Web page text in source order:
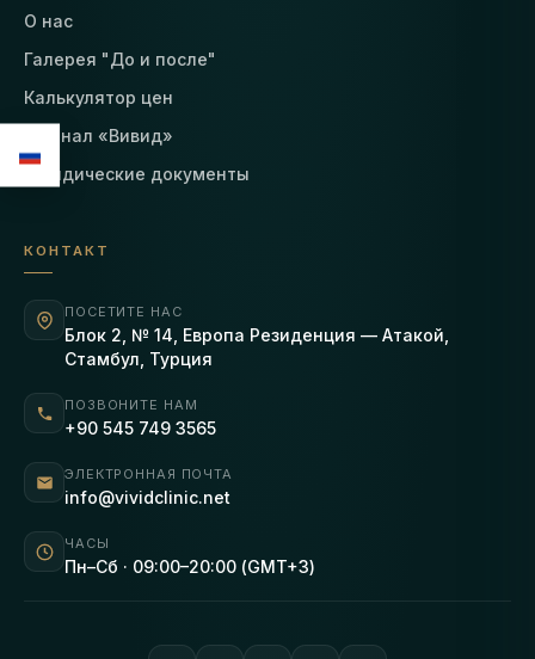
О нас
Галерея "До и после"
Калькулятор цен
Журнал «Вивид»
Юридические документы
КОНТАКТ
ПОСЕТИТЕ НАС
Блок 2, № 14, Европа Резиденция — Атакой,
Стамбул, Турция
ПОЗВОНИТЕ НАМ
+90 545 749 3565
ЭЛЕКТРОННАЯ ПОЧТА
info@vividclinic.net
ЧАСЫ
Пн–Сб · 09:00–20:00 (GMT+3)